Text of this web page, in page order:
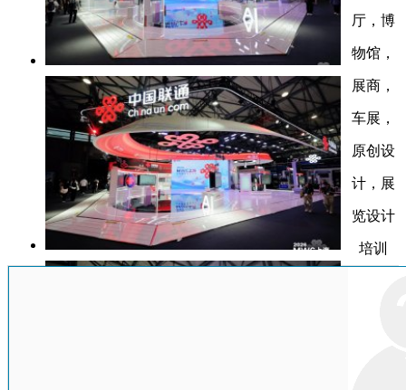
厅，博
物馆，
展商，
车展，
原创设
计，展
览设计
培训